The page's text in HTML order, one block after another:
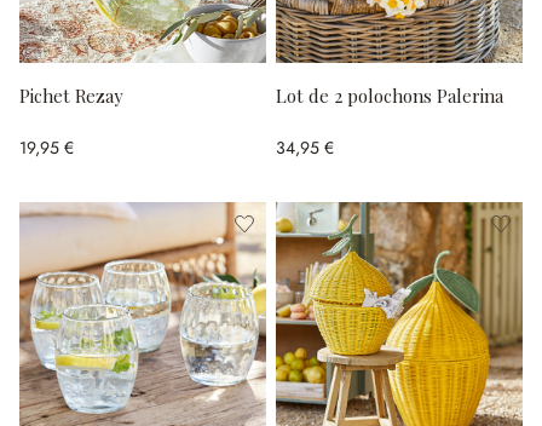
Pichet Rezay
19,95 €
Lot de 2 polochons Palerina
34,95 €